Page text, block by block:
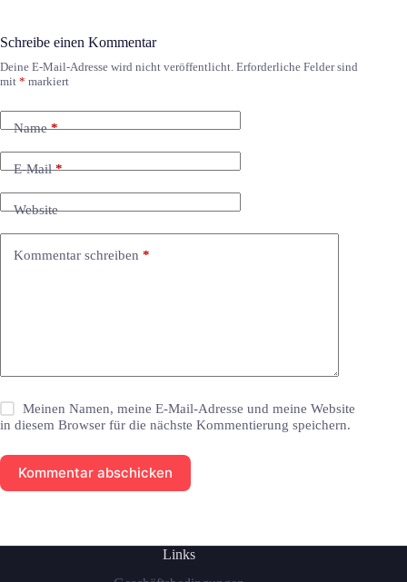
Schreibe einen Kommentar
Deine E-Mail-Adresse wird nicht veröffentlicht. Erforderliche Felder sind
mit * markiert
Name*
E-Mail*
Website
Kommentar schreiben *
Meinen Namen, meine E-Mail-Adresse und meine Website
in diesem Browser für die nächste Kommentierung speichern.
Kommentar abschicken
Links